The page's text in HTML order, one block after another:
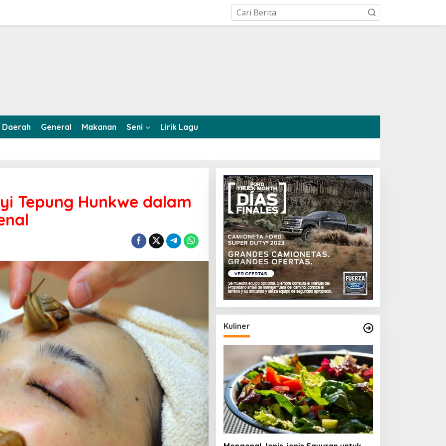
Daerah General Makanan Seni Lirik Lagu
Tepung Hunkwe dalam
Kuliner